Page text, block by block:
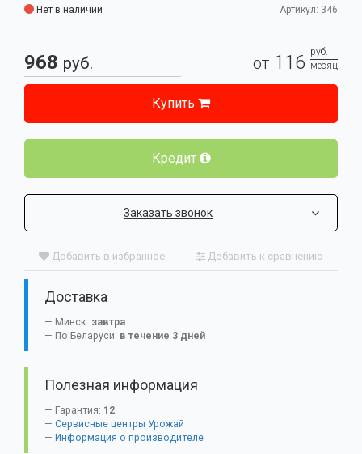
Нет в наличии Артикул: 346
968 руб. от 116 руб.
месяц
Купить
Кредит
Заказать звонок
Добавить в избранное Добавить к сравнению
Доставка
Минск: завтра
По Беларуси: в течение 3 дней
Полезная информация
Гарантия: 12
Сервисные центры Урожай
Информация о производителе